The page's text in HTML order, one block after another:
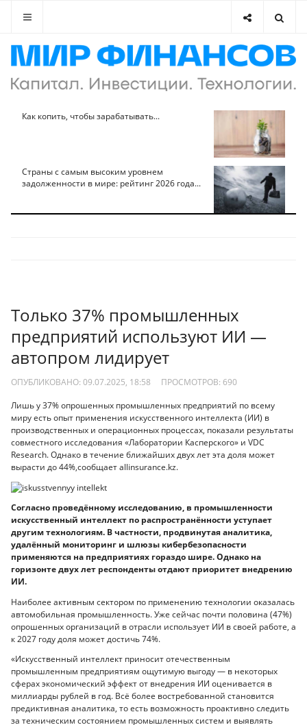
Как копить, чтобы зарабатывать...
Страны с самым высоким уровнем
задолженности в мире: рейтинг 2026 года...
Только 37% промышленных
предприятий используют ИИ —
автопром лидирует
ОПУБЛИКОВАНО: 09.07.2025, 18:58 ПРОСМОТРОВ: 690
Лишь у 37% опрошенных промышленных предприятий по всему
миру есть опыт применения искусственного интеллекта (ИИ) в
производственных и операционных процессах, показали результаты
совместного исследования «Лаборатории Касперского» и VDC
Research. Однако в течение ближайших двух лет эта доля может
вырасти до 44%,сообщает allinsurance.kz.
Согласно проведённому исследованию, в промышленности
искусственный интеллект по распространённости уступает
другим технологиям. В частности, продвинутая аналитика,
удалённый мониторинг и шлюзы кибербезопасности
применяются на предприятиях гораздо шире. Однако на
горизонте двух лет респонденты отдают приоритет внедрению
ИИ.
Наиболее активным сектором по применению технологии оказалась
автомобильная промышленность. Уже сейчас почти половина (47%)
опрошенных организаций в отрасли использует ИИ в своей работе, а
к 2027 году доля может достичь 74%.
«Искусственный интеллект приносит отечественным
промышленным предприятиям ощутимую выгоду — в некоторых
сферах экономический эффект от внедрения ИИ оценивается в
миллиарды рублей в год. Всё более востребованной становится
предиктивная аналитика, то есть возможность проактивно следить
за техническим состоянием промышленных систем и выявлять